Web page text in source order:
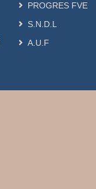
PROGRES FVE
S.N.D.L
A.U.F